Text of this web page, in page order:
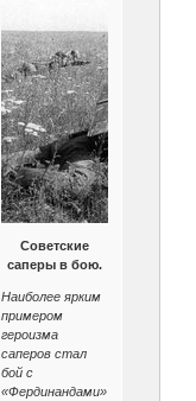
Советские
саперы в бою.
Наиболее ярким
примером
героизма
саперов стал
бой с
«Фердинандами»